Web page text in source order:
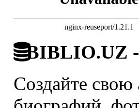
nginx-reuseport/1.21.1
BIBLIO.UZ -
Создайте свою